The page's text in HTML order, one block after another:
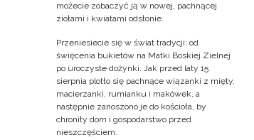
możecie zobaczyć ją w nowej, pachnącej
ziołami i kwiatami odsłonie.
Przeniesiecie się w świat tradycji: od
święcenia bukietów na Matki Boskiej Zielnej
po uroczyste dożynki. Jak przed laty 15
sierpnia plotło się pachnące wiązanki z mięty,
macierzanki, rumianku i makówek, a
następnie zanoszono je do kościoła, by
chroniły dom i gospodarstwo przed
nieszczęściem.